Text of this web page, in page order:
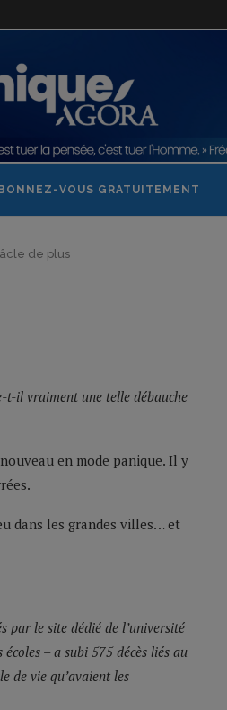
VOUS GRATUITEMENT
de plus
t-il vraiment une telle débauche
en mode panique. Il y
dans les grandes villes… et
par le site dédié de l’université
– a subi 575 décès liés au
de vie qu’avaient les